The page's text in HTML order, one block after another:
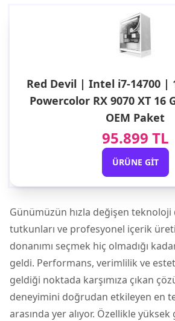
Red Devil | Intel i7-14700 |
Powercolor RX 9070 XT 16
OEM Paket
95.899 TL
ÜRÜNE GIT
Günümüzün hızla değişen teknoloji
tutkunları ve profesyonel içerik
donanımı seçmek hiç olmadığı
geldi. Performans, verimlilik ve
geldiği noktada karşımıza çıkan
deneyimini doğrudan etkileyen en
arasında yer alıyor. Özellikle